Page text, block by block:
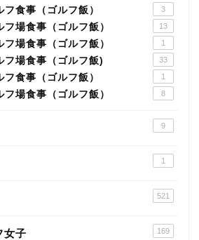
フ食事（ゴルフ飯） 3
フ場食事（ゴルフ飯） 13
フ場食事（ゴルフ飯） 1
フ場食事（ゴルフ飯) 33
食事（ゴルフ飯） 1
フ場食事（ゴルフ飯） 8
9
1
521
女子 169